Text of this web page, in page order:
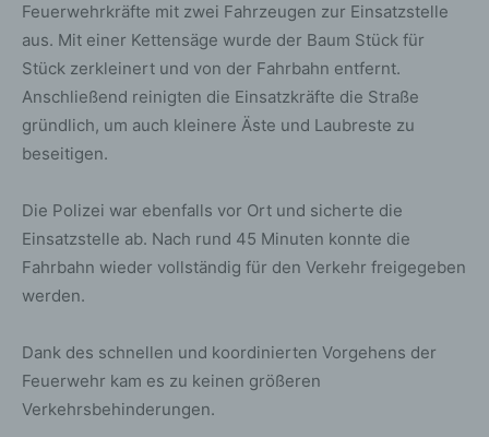
Feuerwehrkräfte mit zwei Fahrzeugen zur Einsatzstelle
aus. Mit einer Kettensäge wurde der Baum Stück für
Stück zerkleinert und von der Fahrbahn entfernt.
Anschließend reinigten die Einsatzkräfte die Straße
gründlich, um auch kleinere Äste und Laubreste zu
beseitigen.
Die Polizei war ebenfalls vor Ort und sicherte die
Einsatzstelle ab. Nach rund 45 Minuten konnte die
Fahrbahn wieder vollständig für den Verkehr freigegeben
werden.
Dank des schnellen und koordinierten Vorgehens der
Feuerwehr kam es zu keinen größeren
Verkehrsbehinderungen.